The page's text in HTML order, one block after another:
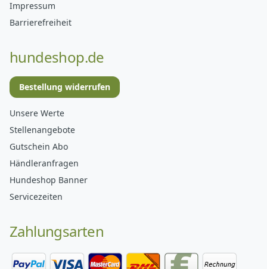
Impressum
Barrierefreiheit
hundeshop.de
Bestellung widerrufen
Unsere Werte
Stellenangebote
Gutschein Abo
Händleranfragen
Hundeshop Banner
Servicezeiten
Zahlungsarten